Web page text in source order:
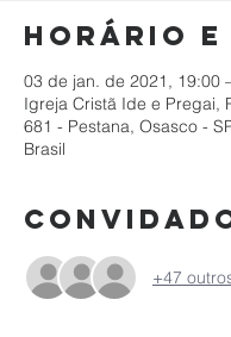
Horário
03 de jan. de 2021, 19:00
Igreja Cristã Ide e Pregai,
681 - Pestana, Osasco -
Brasil
+47